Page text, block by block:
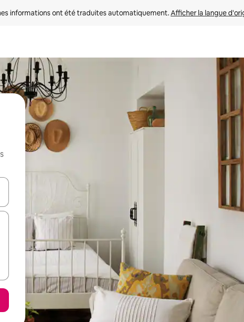
informations ont été traduites automatiquement. Afficher la langue
le haut et vers le bas pour les parcourir ou en appuyant et en faisant